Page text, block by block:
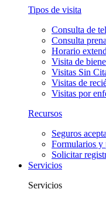
Tipos de visita
Consulta de
Consulta
Horario
Visita de
Visitas Sin
Visitas de
Visitas por
Recursos
Seguros
Formularios y
Solicitar
Servicios
Servicios